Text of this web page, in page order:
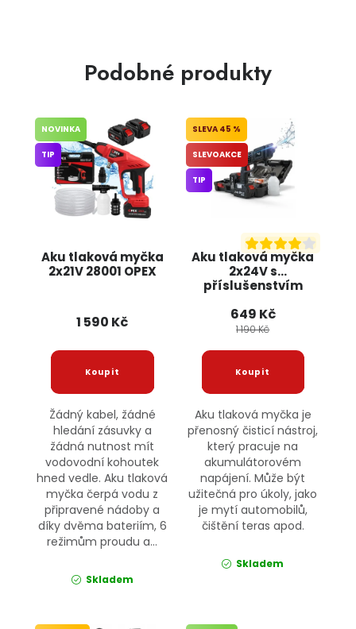
Podobné produkty
Aku tlaková myčka
2x21V 28001 OPEX
NOVINKA
TIP
1 590 Kč
Žádný kabel, žádné
hledání zásuvky a
žádná nutnost mít
vodovodní kohoutek
hned vedle. Aku tlaková
myčka čerpá vodu z
připravené nádoby a
díky dvěma bateriím, 6
režimům proudu a...
Skladem
Aku tlaková myčka
2x24V s
příslušenstvím
45 %
SLEVOAKCE
TIP
649 Kč
1 190 Kč
Aku tlaková myčka je
přenosný čisticí nástroj,
který pracuje na
akumulátorovém
napájení. Může být
užitečná pro úkoly, jako
je mytí automobilů,
čištění teras apod.
Skladem